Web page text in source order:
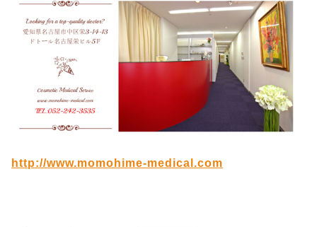
http://www.momohime-medical.com